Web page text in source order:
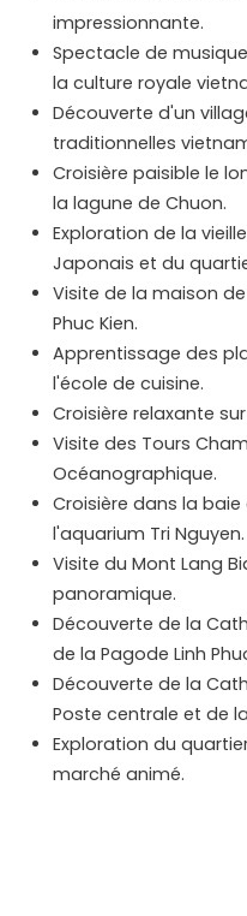
impressionnante.
Spectacle de
la culture royale
Découverte d'un
traditionnelles
Croisière paisible le
la lagune de Chuon.
Exploration de la
Japonais et du
Visite de la maison
Phuc Kien.
Apprentissage des
l'école de cuisine.
Croisière relaxante
Visite des Tours
Océanographique.
Croisière dans la
l'aquarium Tri Nguyen.
Visite du Mont Lang
panoramique.
Découverte de la
de la Pagode Linh
Découverte de la
Poste centrale et de
Exploration du
marché animé.